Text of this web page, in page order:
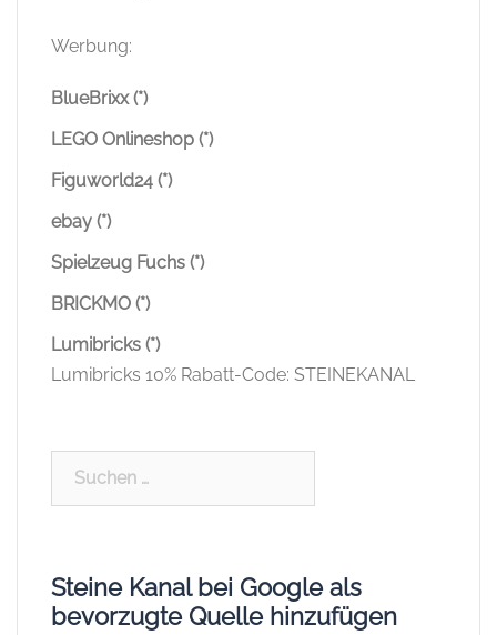
Werbung:
BlueBrixx (*)
LEGO Onlineshop (*)
Figuworld24 (*)
ebay (*)
Spielzeug Fuchs (*)
BRICKMO (*)
Lumibricks (*)
Lumibricks 10% Rabatt-Code: STEINEKANAL
Steine Kanal bei Google als
bevorzugte Quelle hinzufügen